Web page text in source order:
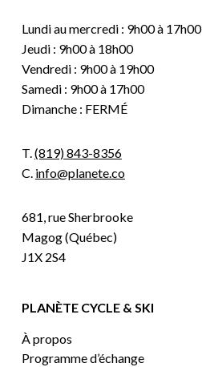
Lundi au mercredi : 9h00 à 17h00
Jeudi : 9h00 à 18h00
Vendredi : 9h00 à 19h00
Samedi : 9h00 à 17h00
Dimanche : FERMÉ
T.(819) 843-8356
C. info@planete.co
681, rue Sherbrooke
Magog (Québec)
J1X 2S4
PLANÈTE CYCLE & SKI
À propos
Programme d’échange